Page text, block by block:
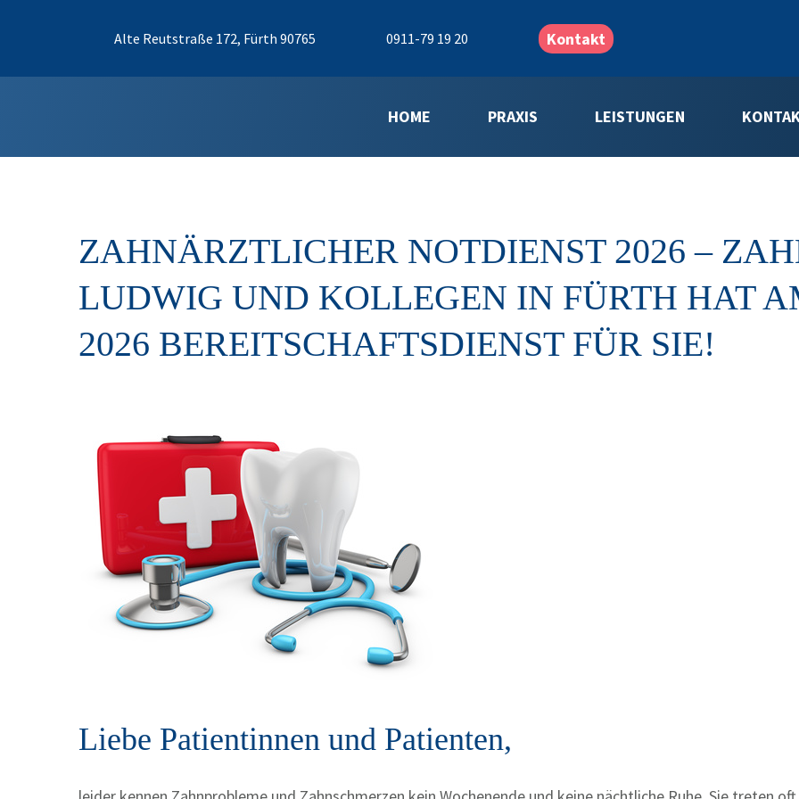
Alte Reutstraße 172, Fürth 90765 0911-79 19 20 Kontakt
HOME PRAXIS LEISTUNGEN
ZAHNÄRZTLICHER NOTDIENST 2026 –
LUDWIG UND KOLLEGEN IN FÜRTH HAT
2026 BEREITSCHAFTSDIENST FÜR SIE!
Liebe Patientinnen und Patienten,